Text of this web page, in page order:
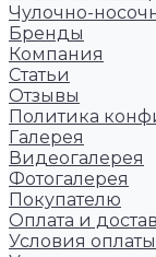
Чулочно-
Бренды
Компания
Статьи
Отзывы
Политика
Галерея
Видеогалерея
Фотогалерея
Покупателю
Оплата и
Условия оплаты